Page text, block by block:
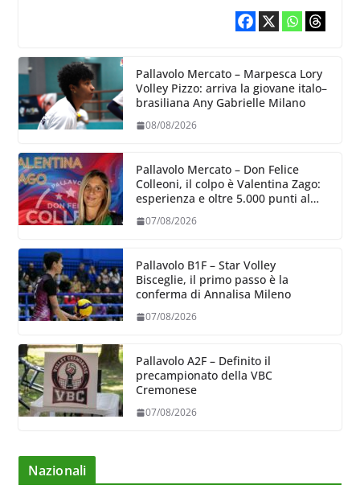
Pallavolo Mercato – Marpesca Lory
Volley Pizzo: arriva la giovane italo–
brasiliana Any Gabrielle Milano
08/08/2026
Pallavolo Mercato – Don Felice
Colleoni, il colpo è Valentina Zago:
esperienza e oltre 5.000 punti al
07/08/2026
Pallavolo B1F – Star Volley
Bisceglie, il primo passo è la
conferma di Annalisa Mileno
07/08/2026
Pallavolo A2F – Definito il
precampionato della VBC
Cremonese
07/08/2026
Nazionali